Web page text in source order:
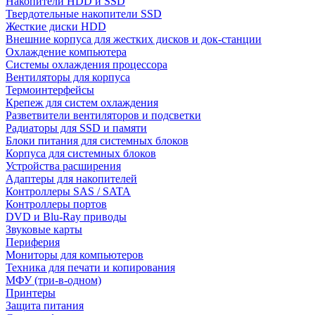
Твердотельные накопители SSD
Жесткие диски HDD
Внешние корпуса для жестких дисков и док-станции
Охлаждение компьютера
Системы охлаждения процессора
Вентиляторы для корпуса
Термоинтерфейсы
Крепеж для систем охлаждения
Разветвители вентиляторов и подсветки
Радиаторы для SSD и памяти
Блоки питания для системных блоков
Корпуса для системных блоков
Устройства расширения
Адаптеры для накопителей
Контроллеры SAS / SATA
Контроллеры портов
DVD и Blu-Ray приводы
Звуковые карты
Периферия
Мониторы для компьютеров
Техника для печати и копирования
МФУ (три-в-одном)
Принтеры
Защита питания